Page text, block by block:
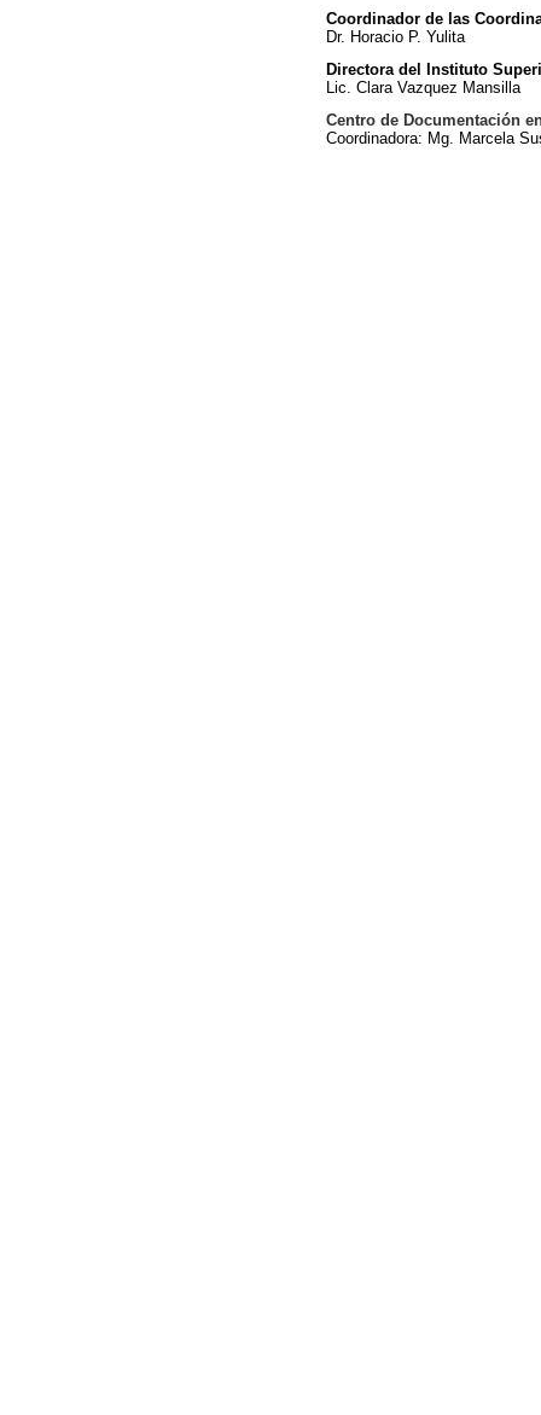
Coordinador de las
Dr. Horacio P. Yulita
Directora del Instituto
Lic. Clara Vazquez Mansilla
Centro de Documentación
Coordinadora: Mg. Marcela